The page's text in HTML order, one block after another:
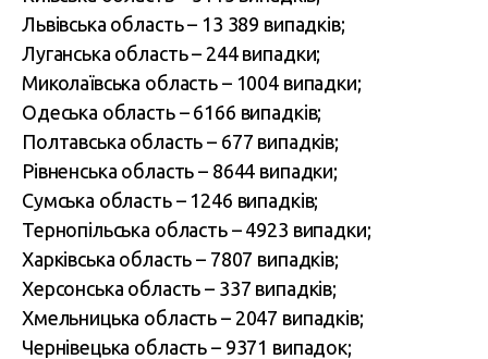
Львівська область – 13 389 випадків;
Луганська область – 244 випадки;
Миколаївська область – 1004 випадки;
Одеська область – 6166 випадків;
Полтавська область – 677 випадків;
Рівненська область – 8644 випадки;
Сумська область – 1246 випадків;
Тернопільська область – 4923 випадки;
Харківська область – 7807 випадків;
Херсонська область – 337 випадків;
Хмельницька область – 2047 випадків;
Чернівецька область – 9371 випадок;